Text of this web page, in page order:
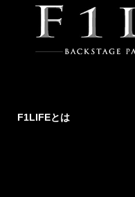
F1LIFEとは